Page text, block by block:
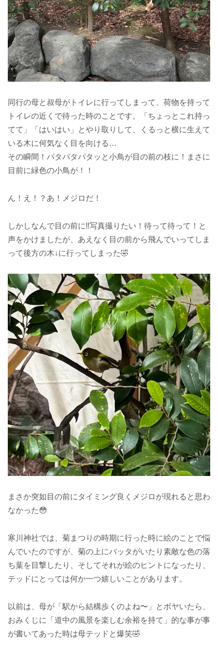
同行の母と叔母がトイレに行ってしまって、荷物を持って
トイレの近くで待った時のことです。「ちょっとこれ持っ
てて」「はいはい」とやり取りして、くるっと横に生えて
いる木に何気なく目を向ける…
その瞬間！パタパタパタッと小鳥が目の前の枝に！まさに
目前に緑色の小鳥が！！
ん！え！？あ！メジロだ！
しかしなんで目の前に‼️写真撮りたい！待って待って！と
声をかけましたが、あえなく目の前から飛んでいってしま
って後方の木↓に行ってしまった🤣
まさか突如目の前にタイミング良くメジロが現れると思わ
なかった😳
寒川神社では、菊まつりの時期に行った時に絵のことで悩
んでいたのですが、菊の上にバッタがいたり素敵な色の落
ち葉を目撃したり、そしてそれが絵のヒントになったり、
テッドにとっては何か一つ嬉しいことがあります。
以前は、母が「駅から結構歩くのよね〜」とボヤいたら、
おみくじに「道中の風景を楽しむ余裕を持て」的な事が事
が書いてあった時は母テッドと爆笑🤣